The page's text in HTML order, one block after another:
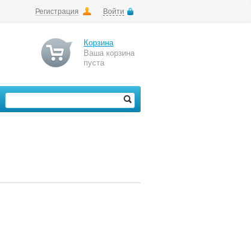
Регистрация Войти
Корзина
Ваша корзина
пуста